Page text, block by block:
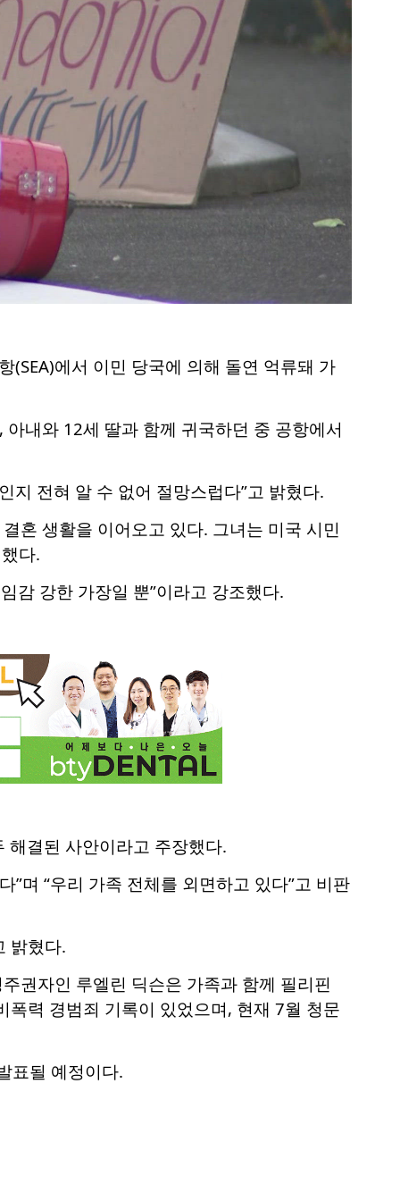
에서 이민 당국에 의해 돌연 억류돼 가
내와 12세 딸과 함께 귀국하던 중 공항에서
지 전혀 알 수 없어 절망스럽다”고 밝혔다.
혼 생활을 이어오고 있다. 그녀는 미국 시민
다.
감 강한 가장일 뿐”이라고 강조했다.
해결된 사안이라고 주장했다.
며 “우리 가족 전체를 외면하고 있다”고 비판
밝혔다.
권자인 루엘린 딕슨은 가족과 함께 필리핀
력 경범죄 기록이 있었으며, 현재 7월 청문
표될 예정이다.